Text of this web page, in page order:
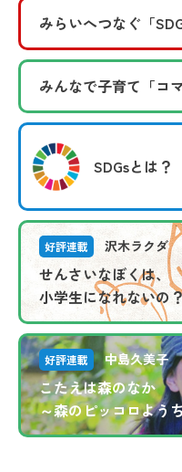
みらいへつなぐ 「
みんなで子育て 「コ
SDGsとは？
好評連載 沢木ラクダ
せんさいなぼくは、
小学生になれないの
好評連載 中島久美子
こたえは森のなか
～森のピッコロよう